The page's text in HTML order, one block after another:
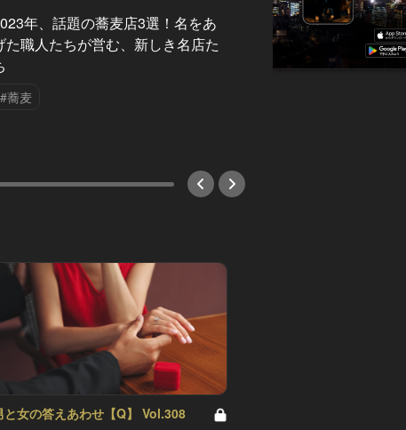
年、話題の蕎麦店3選！名をあ
た職人たちが営む、新しき名店た
#蕎麦
口の中でハーモニー
と女の答えあわせ【Q】 Vol.308